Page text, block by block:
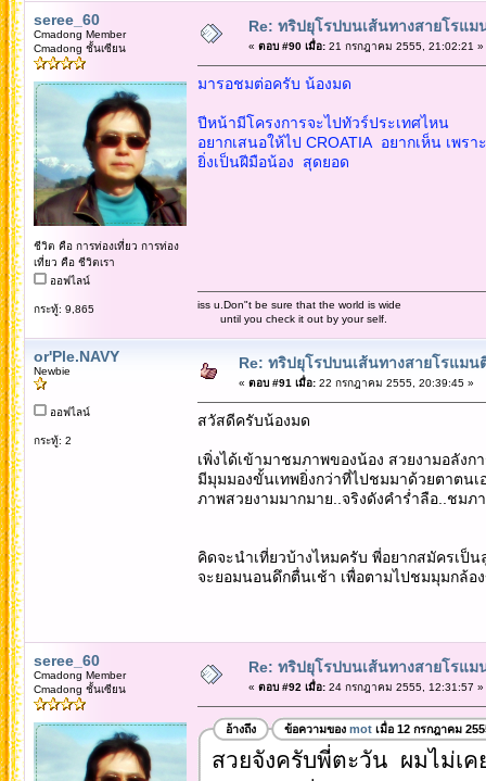
seree_60
Cmadong Member
Cmadong ชั้นเซียน
ชีวิต คือ การท่องเที่ยว การท่อง
เที่ยว คือ ชีวิตเรา
ออฟไลน์
กระทู้: 9,865
Re: ทริปยุโรปบนเส้นทางสายโรแม
« ตอบ #90 เมื่อ:21 กรกฎาคม 2555, 21:02:21 »
มารอชมต่อครับ น้องมด
ปีหน้ามีโครงการจะไปทัวร์ประเทศไหน
อยากเสนอให้ไป CROATIA อยากเห็น เพรา
ยิ่งเป็นฝีมือน้อง สุดยอด
iss u.Don"t be sure that the world is wide
until you check it out by your self.
or'Ple.NAVY
Newbie
ออฟไลน์
กระทู้: 2
Re: ทริปยุโรปบนเส้นทางสายโรแมน
« ตอบ #91 เมื่อ:22 กรกฎาคม 2555, 20:39:45 »
สวัสดีครับน้องมด
เพิ่งได้เข้ามาชมภาพของน้อง สวยงามอลังก
มีมุมมองขั้นเทพยิ่งกว่าที่ไปชมมาด้วยตาตนเ
ภาพสวยงามมากมาย..จริงดังคำร่ำลือ..ชม
คิดจะนำเที่ยวบ้างไหมครับ พี่อยากสมัครเ
จะยอมนอนดึกตื่นเช้า เพื่อตามไปชมมุมกล้อ
seree_60
Cmadong Member
Cmadong ชั้นเซียน
Re: ทริปยุโรปบนเส้นทางสายโรแม
« ตอบ #92 เมื่อ:24 กรกฎาคม 2555, 12:31:57 »
อ้างถึง ข้อความของ motเมื่อ 12 กรกฎาคม
สวยจังครับพี่ตะวัน ผมไม่เ